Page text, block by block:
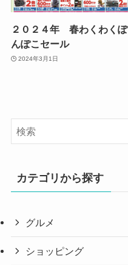
２０２４年 春わくわくぽ
んぽこセール
2024年3月1日
カテゴリから探す
グルメ
ショッピング